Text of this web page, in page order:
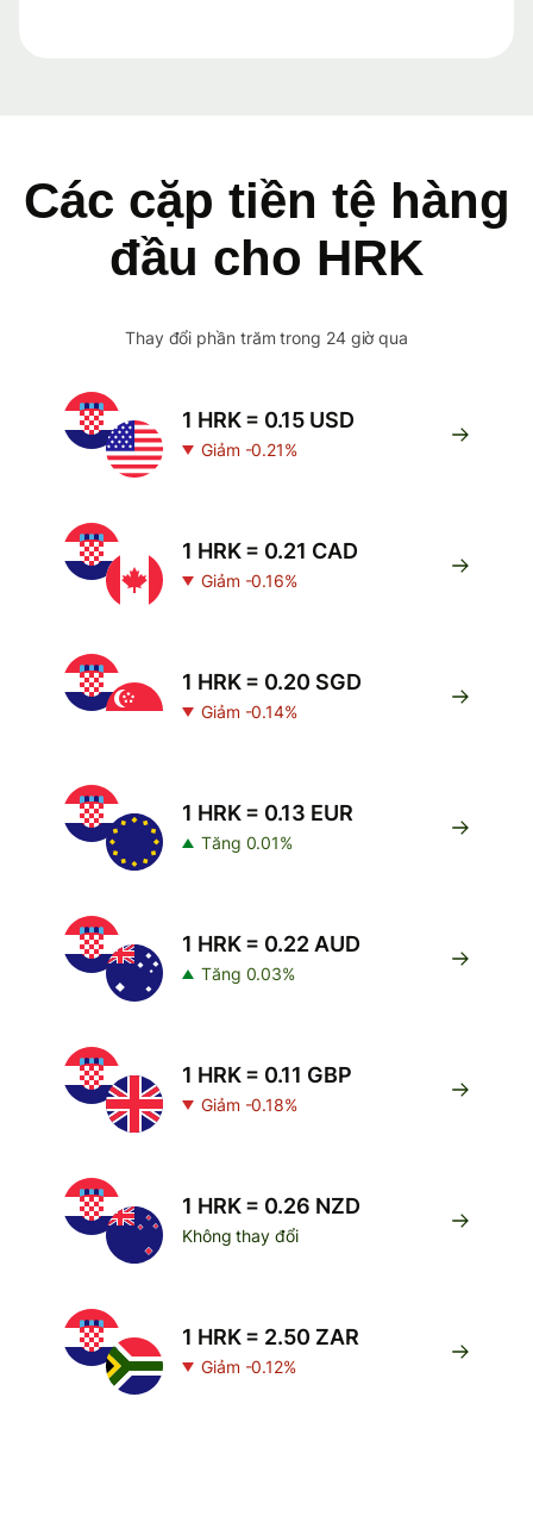
Các cặp tiền tệ hàng
đầu cho HRK
Thay đổi phần trăm trong 24 giờ qua
1 HRK = 0.15 USD
Giảm -0.21%
1 HRK = 0.21 CAD
Giảm -0.16%
1 HRK = 0.20 SGD
Giảm -0.14%
1 HRK = 0.13 EUR
Tăng 0.01%
1 HRK = 0.22 AUD
Tăng 0.03%
1 HRK = 0.11 GBP
Giảm -0.18%
1 HRK = 0.26 NZD
Không thay đổi
1 HRK = 2.50 ZAR
Giảm -0.12%